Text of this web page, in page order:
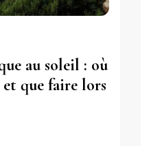
au soleil : où
que faire lors